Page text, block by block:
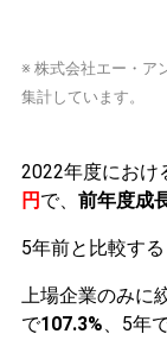
※ 株式会社エー・ア
集計しています。
2022年度におけ
円 で、 前年度成
5年前と比較する
上場企業のみに
で107.3%、5年